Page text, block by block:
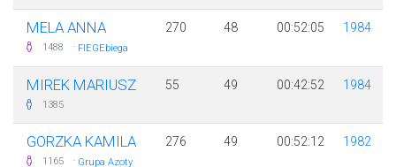
MELA ANNA
1488 · FIEGEbiega
270 48 00:52:05 1984
MIREK MARIUSZ
1385
55 49 00:42:52 1984
GORZKA KAMILA
1165 · Grupa Azoty
276 49 00:52:12 1982